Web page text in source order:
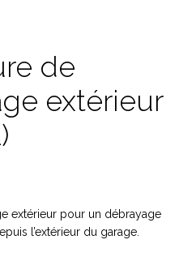
de
extérieur
extérieur pour un débrayage
l’extérieur du garage.